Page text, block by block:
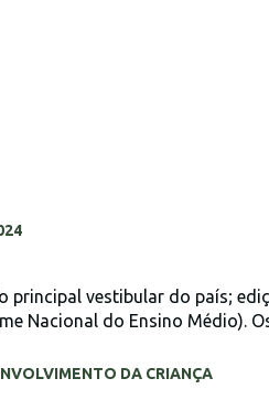
vestibular do país;
Nacional do Ensino
DA CRIANÇA